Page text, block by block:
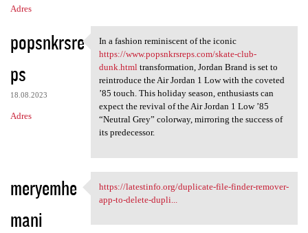
Adres
popsnkrsre
ps
18.08.2023
Adres
In a fashion reminiscent of
In a fashion reminiscent of the iconic
https://www.popsnkrsreps.com/skate-club-
dunk.htmltransformation, Jordan Brand is set to
reintroduce the Air Jordan 1 Low with the coveted
’85 touch. This holiday season, enthusiasts can
expect the revival of the Air Jordan 1 Low ’85
“Neutral Grey” colorway, mirroring the success of
its predecessor.
meryemhe
mani
https://latestinfo.org
https://latestinfo.org/duplicate-file-finder-remover-
app-to-delete-dupli...